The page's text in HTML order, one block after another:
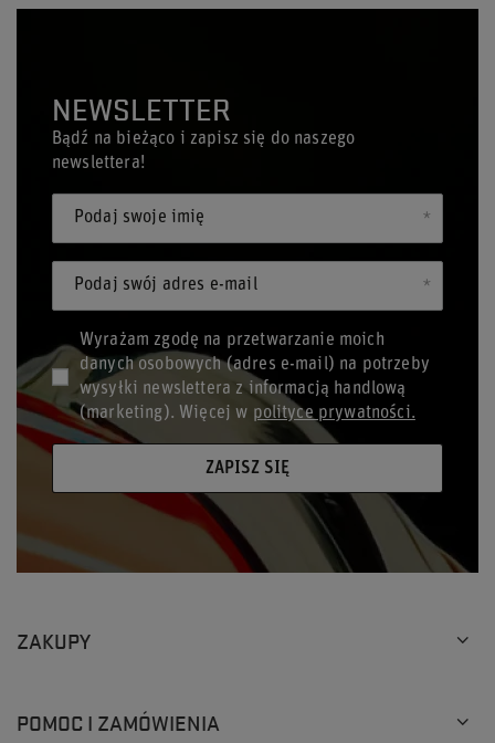
NEWSLETTER
Bądź na bieżąco i zapisz się do naszego
newslettera!
Podaj swoje imię
Podaj swój adres e-mail
Wyrażam zgodę na przetwarzanie moich
danych osobowych (adres e-mail) na potrzeby
wysyłki newslettera z informacją handlową
(marketing). Więcej w polityce prywatności.
ZAPISZ SIĘ
ZAKUPY
POMOC I ZAMÓWIENIA